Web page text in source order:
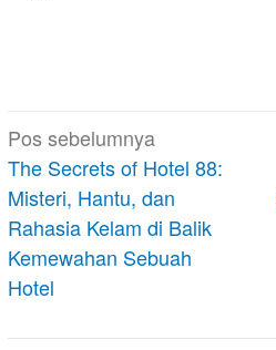
Navigasi
pos
Pos sebelumnya
The Secrets of Hotel 88:
Misteri, Hantu, dan
Rahasia Kelam di Balik
Kemewahan Sebuah
Hotel